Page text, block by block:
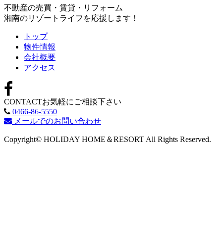
不動産の売買・賃貸・リフォーム
湘南のリゾートライフを応援します！
トップ
物件情報
会社概要
アクセス
CONTACTお気軽にご相談下さい
0466-86-5550
メールでのお問い合わせ
Copyright© HOLIDAY HOME＆RESORT All Rights Reserved.